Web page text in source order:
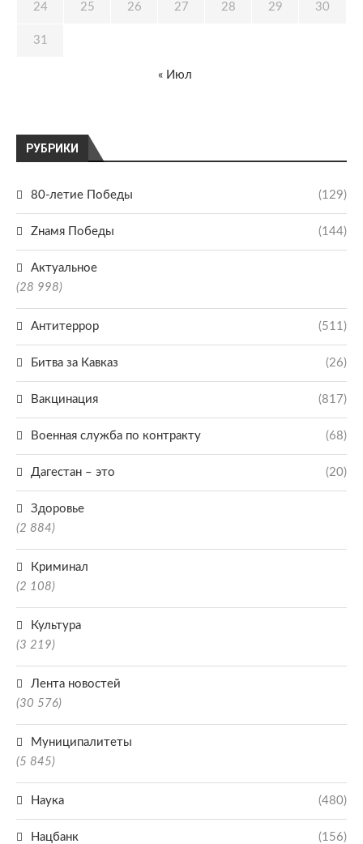
РУБРИКИ
80-летие Победы (129)
Zнамя Победы (144)
Актуальное
(28 998)
Антитеррор (511)
Битва за Кавказ (26)
Вакцинация (817)
Военная служба по контракту (68)
Дагестан – это (20)
Здоровье
(2 884)
Криминал
(2 108)
Культура
(3 219)
Лента новостей
(30 576)
Муниципалитеты
(5 845)
Наука (480)
Нацбанк (156)
24 25 26 27 28 29 30
31
« Июл